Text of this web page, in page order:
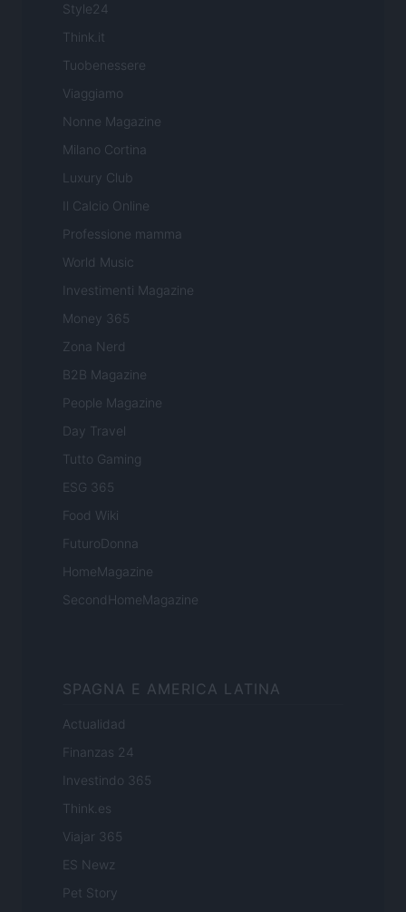
Style24
Think.it
Tuobenessere
Viaggiamo
Nonne Magazine
Milano Cortina
Luxury Club
Il Calcio Online
Professione mamma
World Music
Investimenti Magazine
Money 365
Zona Nerd
B2B Magazine
People Magazine
Day Travel
Tutto Gaming
ESG 365
Food Wiki
FuturoDonna
HomeMagazine
SecondHomeMagazine
SPAGNA E AMERICA LATINA
Actualidad
Finanzas 24
Investindo 365
Think.es
Viajar 365
ES Newz
Pet Story